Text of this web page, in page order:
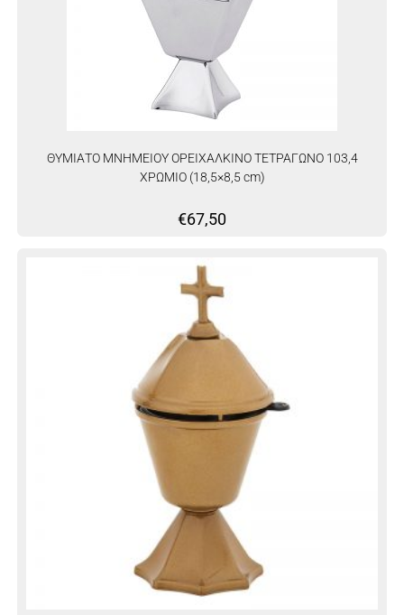
ΘΥΜΙΑΤΟ ΜΝΗΜΕΙΟΥ ΟΡΕΙΧΑΛΚΙΝΟ ΤΕΤΡΑΓΩΝΟ 103,4
ΧΡΩΜΙΟ (18,5×8,5 cm)
€67,50